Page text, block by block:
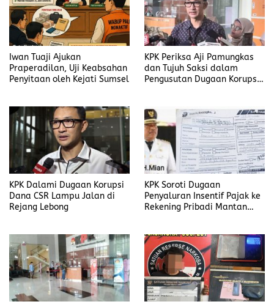
Iwan Tuaji Ajukan
Praperadilan, Uji Keabsahan
Penyitaan oleh Kejati Sumsel
KPK Periksa Aji Pamungkas
dan Tujuh Saksi dalam
Pengusutan Dugaan Korupsi
KPK Dalami Dugaan Korupsi
Dana CSR Lampu Jalan di
Rejang Lebong
KPK Soroti Dugaan
Penyaluran Insentif Pajak ke
Rekening Pribadi Mantan